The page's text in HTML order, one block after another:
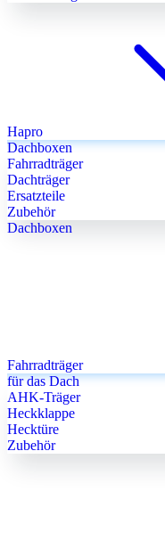
Hapro
Dachboxen
Fahrradträger
Dachträger
Ersatzteile
Zubehör
Dachboxen
Fahrradträger
für das Dach
AHK-Träger
Heckklappe
Hecktüre
Zubehör